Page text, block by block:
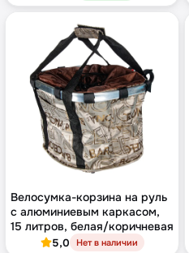
Велосумка-корзина на руль
с алюминиевым каркасом,
15 литров, белая/коричневая
5,0 Нет в наличии